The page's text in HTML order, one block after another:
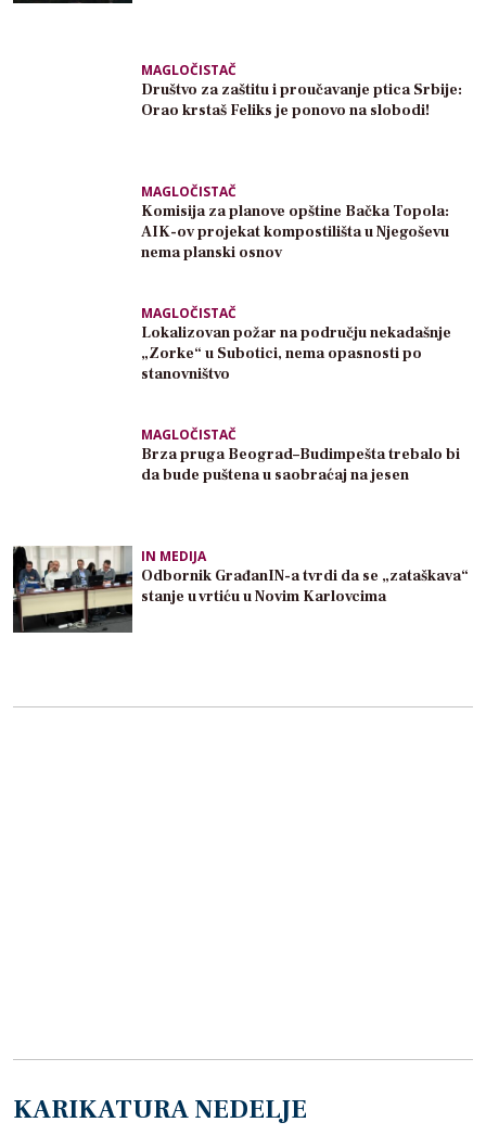
MAGLOČISTAČ
Društvo za zaštitu i proučavanje ptica Srbije:
Orao krstaš Feliks je ponovo na slobodi!
MAGLOČISTAČ
Komisija za planove opštine Bačka Topola:
AIK-ov projekat kompostilišta u Njegoševu
nema planski osnov
MAGLOČISTAČ
Lokalizovan požar na području nekadašnje
„Zorke“ u Subotici, nema opasnosti po
stanovništvo
MAGLOČISTAČ
Brza pruga Beograd–Budimpešta trebalo bi
da bude puštena u saobraćaj na jesen
IN MEDIJA
Odbornik GrađanIN-a tvrdi da se „zataškava“
stanje u vrtiću u Novim Karlovcima
KARIKATURA NEDELJE